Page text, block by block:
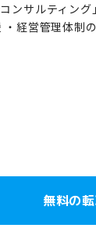
ンサルティン
・経営管理体制
無料の